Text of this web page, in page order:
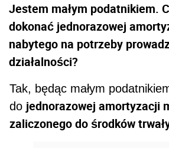
Jestem małym podatnikiem.
dokonać jednorazowej
nabytego na potrzeby
działalności?
Tak, będąc małym
do jednorazowej amortyzacji
zaliczonego do środków